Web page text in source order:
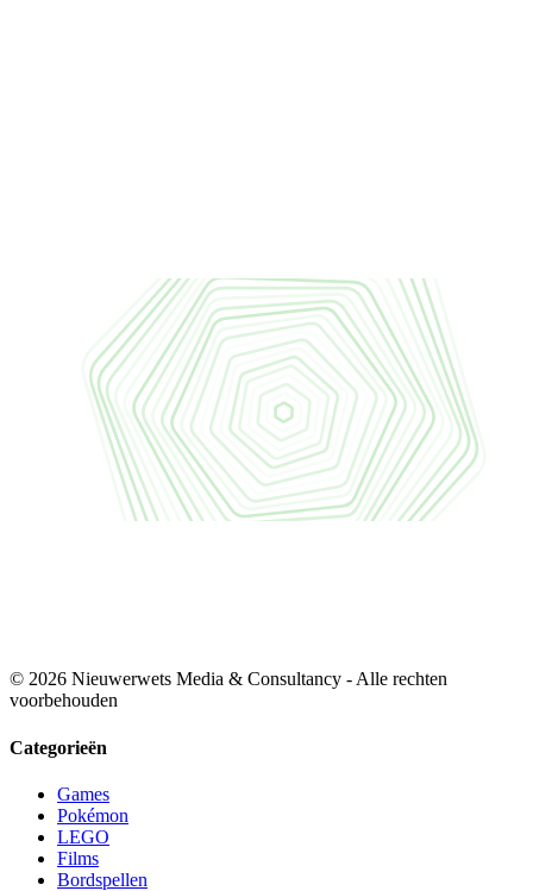
© 2026 Nieuwerwets Media & Consultancy - Alle rechten
voorbehouden
Categorieën
Games
Pokémon
LEGO
Films
Bordspellen